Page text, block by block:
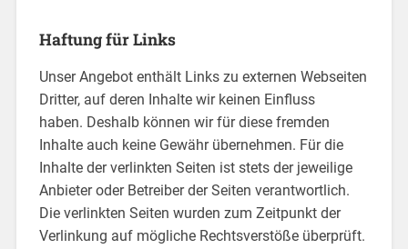
Haftung für Links
Unser Angebot enthält Links zu externen Webseiten
Dritter, auf deren Inhalte wir keinen Einfluss
haben. Deshalb können wir für diese fremden
Inhalte auch keine Gewähr übernehmen. Für die
Inhalte der verlinkten Seiten ist stets der jeweilige
Anbieter oder Betreiber der Seiten verantwortlich.
Die verlinkten Seiten wurden zum Zeitpunkt der
Verlinkung auf mögliche Rechtsverstöße überprüft.